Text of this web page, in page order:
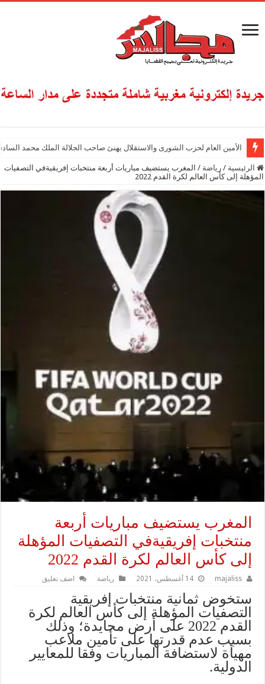
الأمين العام لحزب الشورى والاستقلال يهنئ صاحب الجلالة الملك محمد
الرئيسية / رياضة / المغرب يستضيف مباريات أربعة منتخبات إفريقيةفي التصفيات
المؤهلة إلى كأس العالم لكرة القدم 2022
المغرب يستضيف مباريات أربعة
منتخبات إفريقيةفي التصفيات المؤهلة
إلى كأس العالم لكرة القدم 2022
majaliss 14 أغسطس، 2021 رياضة اضف تعليق
ستخوض ثمانية منتخبات إفريقية
التصفيات المؤهلة إلى كأس العالم لكرة
القدم 2022 على أرض محايدة؛ وذلك
بسبب عدم قدرتها على تأمين ملاعب
مهيأة لاستضافة المباريات وفقا للمعايير
الدولية.